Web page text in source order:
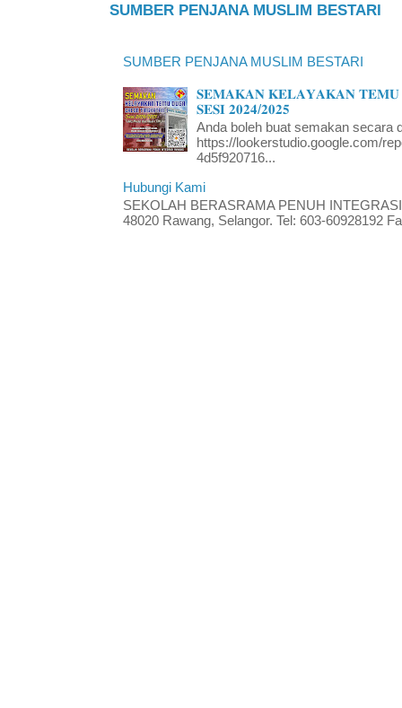
SUMBER PENJANA MUSLIM BESTARI
SUMBER PENJANA MUSLIM BESTARI
𝐒𝐄𝐌𝐀𝐊𝐀𝐍 𝐊𝐄𝐋𝐀𝐘𝐀𝐊𝐀𝐍 𝐓𝐄𝐌𝐔
𝐒𝐄𝐒𝐈 𝟐𝟎𝟐𝟒/𝟐𝟎𝟐𝟓
Anda boleh buat semakan secara
https://lookerstudio.google.com/
4d5f920716...
Hubungi Kami
SEKOLAH BERASRAMA PENUH
48020 Rawang, Selangor. Tel: 603-60928192